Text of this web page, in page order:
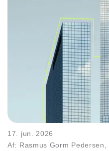
17. jun. 2026
Af: Rasmus Gorm